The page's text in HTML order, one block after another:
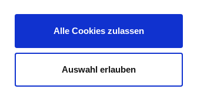
Alle Cookies zulassen
Auswahl erlauben
KONTAKT IHRE MEINUNG